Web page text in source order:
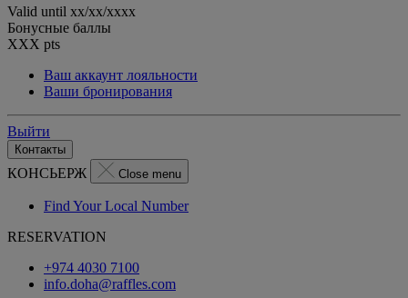
Valid until xx/xx/xxxx
Бонусные баллы
XXX pts
Ваш аккаунт лояльности
Ваши бронирования
Выйти
Контакты
КОНСЬЕРЖ Close menu
Find Your Local Number
RESERVATION
+974 4030 7100
info.doha@raffles.com